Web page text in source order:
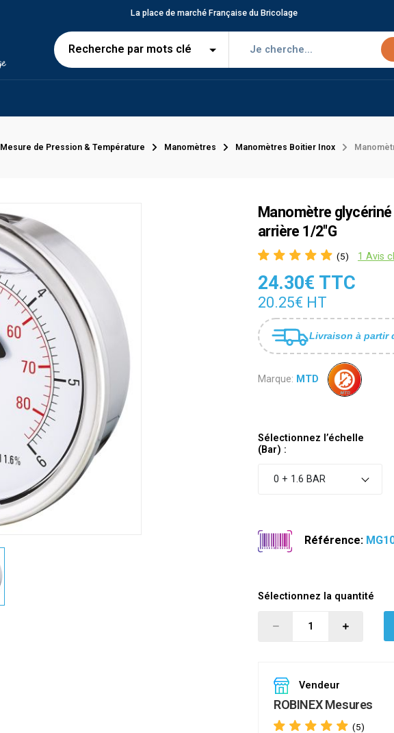
La place de marché Française du Bricolage
Mesure de Pression & Température Manomètres Manomètres Boitier Inox
Manomètre
arrière 1/2"G
(5) 1 Avis
24.30€ TTC
20.25€ HT
Livraison à partir
Marque: MTD
Sélectionnez l’échelle
(Bar) :
0 + 1.6 BAR
Référence:
Sélectionnez la quantité
Vendeur
ROBINEX Mesures
(5)